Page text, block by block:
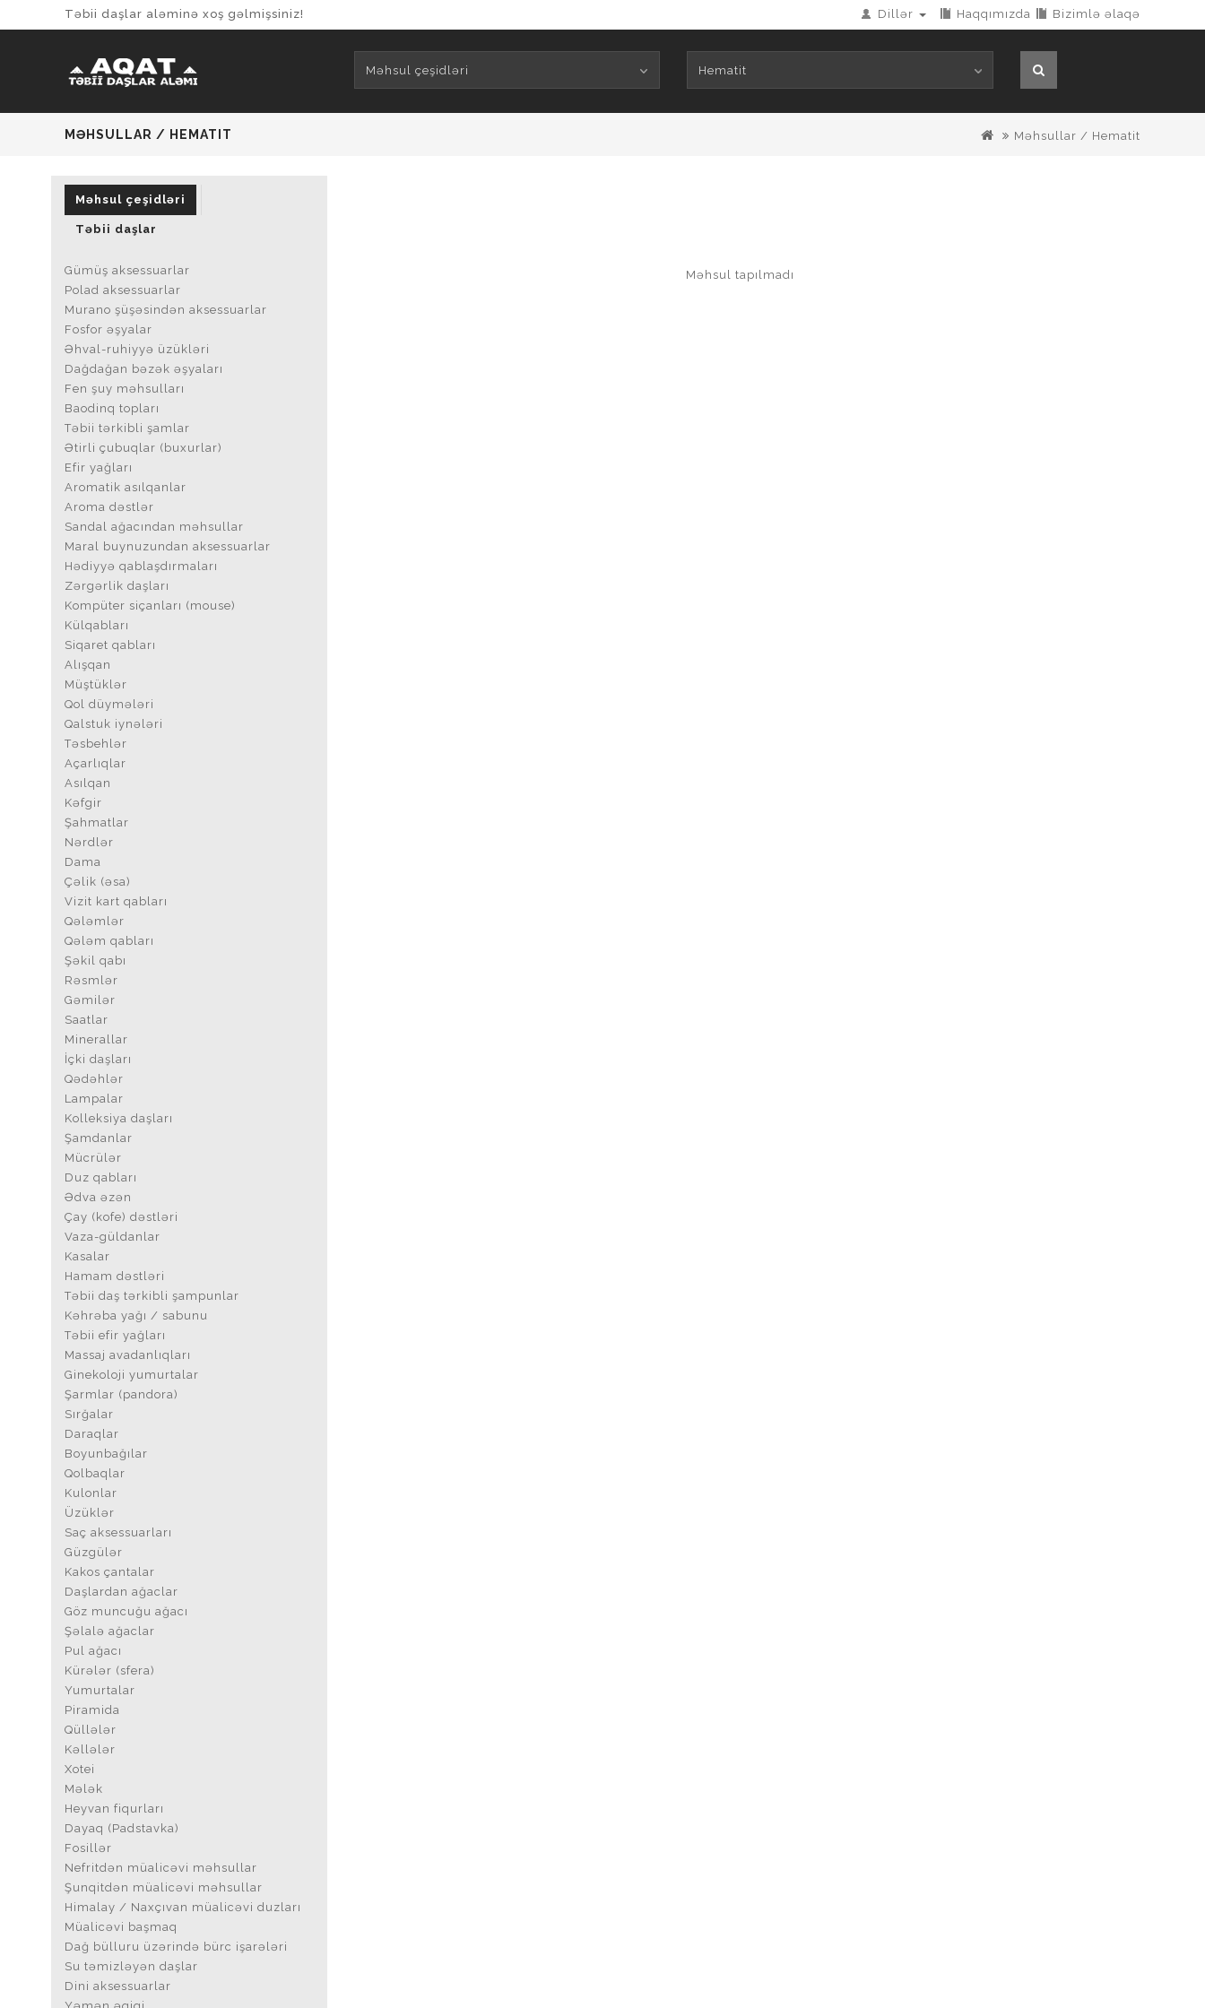
Təbii daşlar aləminə xoş gəlmişsiniz! Dillər Haqqımızda Bizimlə əlaqə
Məhsul çeşidləri Hematit
MƏHSULLAR / HEMATIT Məhsullar / Hematit
Məhsul çeşidləri
Təbii daşlar
Gümüş aksessuarlar
Polad aksessuarlar
Murano şüşəsindən aksessuarlar
Fosfor əşyalar
Əhval-ruhiyyə üzükləri
Dağdağan bəzək əşyaları
Fen şuy məhsulları
Baodinq topları
Təbii tərkibli şamlar
Ətirli çubuqlar (buxurlar)
Efir yağları
Aromatik asılqanlar
Aroma dəstlər
Sandal ağacından məhsullar
Maral buynuzundan aksessuarlar
Hədiyyə qablaşdırmaları
Zərgərlik daşları
Kompüter siçanları (mouse)
Külqabları
Siqaret qabları
Alışqan
Müştüklər
Qol düymələri
Qalstuk iynələri
Təsbehlər
Açarlıqlar
Asılqan
Kəfgir
Şahmatlar
Nərdlər
Dama
Çəlik (əsa)
Vizit kart qabları
Qələmlər
Qələm qabları
Şəkil qabı
Rəsmlər
Gəmilər
Saatlar
Minerallar
İçki daşları
Qədəhlər
Lampalar
Kolleksiya daşları
Şamdanlar
Mücrülər
Duz qabları
Ədva əzən
Çay (kofe) dəstləri
Vaza-güldanlar
Kasalar
Hamam dəstləri
Təbii daş tərkibli şampunlar
Kəhrəba yağı / sabunu
Təbii efir yağları
Massaj avadanlıqları
Ginekoloji yumurtalar
Şarmlar (pandora)
Sırğalar
Daraqlar
Boyunbağılar
Qolbaqlar
Kulonlar
Üzüklər
Saç aksessuarları
Güzgülər
Kakos çantalar
Daşlardan ağaclar
Göz muncuğu ağacı
Şəlalə ağaclar
Pul ağacı
Kürələr (sfera)
Yumurtalar
Piramida
Qüllələr
Kəllələr
Xotei
Mələk
Heyvan fiqurları
Dayaq (Padstavka)
Fosillər
Nefritdən müalicəvi məhsullar
Şunqitdən müalicəvi məhsullar
Himalay / Naxçıvan müalicəvi duzları
Müalicəvi başmaq
Dağ bülluru üzərində bürc işarələri
Su təmizləyən daşlar
Dini aksessuarlar
Məhsul tapılmadı